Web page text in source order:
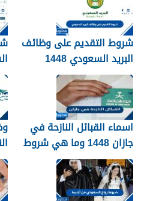
شروط التقديم على وظائف
البريد السعودي 1448
اسماء القبائل النازحة في
جازان 1448 وما هي شروط
تجنيسها